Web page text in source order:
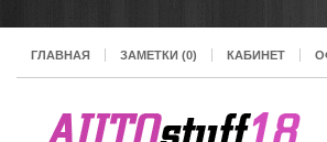
ГЛАВНАЯ ЗАМЕТКИ (0) КАБИНЕТ